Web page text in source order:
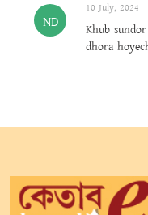
ND
10 July, 2024
Khub
dhora